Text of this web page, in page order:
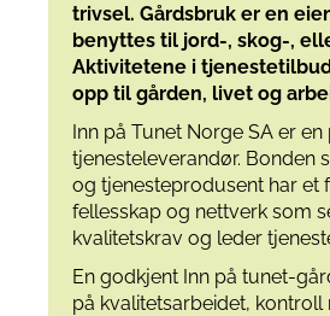
trivsel. Gårdsbruk er en
benyttes til jord-, skog-,
Aktivitetene i
opp tilgården, livet og
Inn på Tunet Norge SA er
tjenesteleverandør. Bonden
og tjenesteprodusent har et
fellesskap og nettverk som
kvalitetskrav og leder
En godkjent Inn på tunet-
på kvalitetsarbeidet,